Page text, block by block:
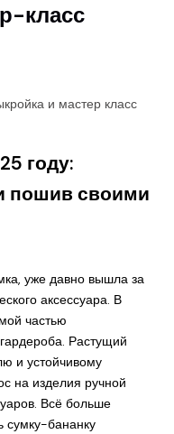
класс
году:
пошив своими
уже давно вышла за
аксессуара. В
частью
Растущий
и устойчивому
на изделия ручной
Всё больше
сумку-бананку